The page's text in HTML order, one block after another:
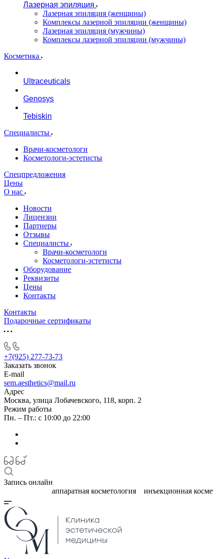
Лазерная эпиляция
Лазерная эпиляция (женщины)
Комплексы лазерной эпиляции (женщины)
Лазерная эпиляция (мужчины)
Комплексы лазерной эпиляции (мужчины)
Косметика
Ultraceuticals
Genosys
Tebiskin
Специалисты
Врачи-косметологи
Косметологи-эстетисты
Спецпредложения
Цены
О нас
Новости
Лицензии
Партнеры
Отзывы
Специалисты
Врачи-косметологи
Косметологи-эстетисты
Оборудование
Реквизиты
Цены
Контакты
Контакты
Подарочные сертификаты
+7(925) 277-73-73
Заказать звонок
E-mail
sem.aesthetics@mail.ru
Адрес
Москва, улица Лобачевского, 118, корп. 2
Режим работы
Пн. – Пт.: с 10:00 до 22:00
Запись онлайн
косметология